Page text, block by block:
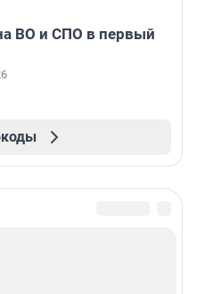
ВО и СПО в первый